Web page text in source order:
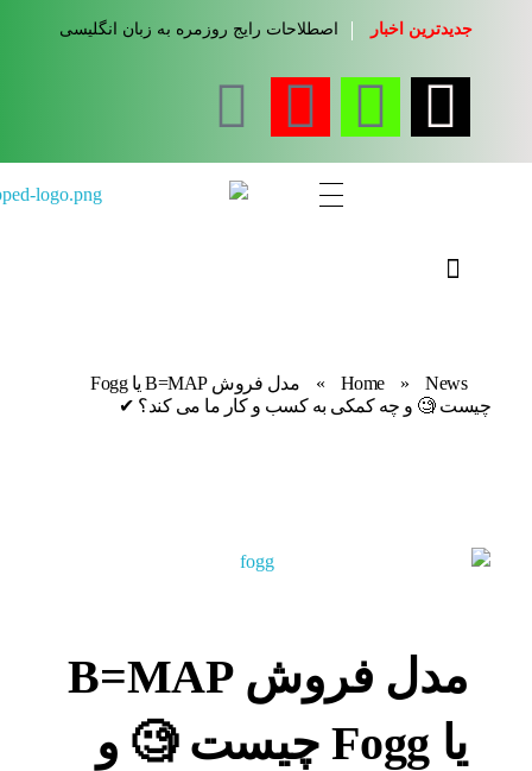
جدیدترین اخبار اصطلاحات رایج روزمره به زبان انگلیسی
Home » News
»
مدل فروش B=MAP یا Fogg
چیست 🧐 و چه کمکی به کسب و کار ما می کند؟ ✔
مدل فروش B=MAP
یا Fogg چیست 🧐 و